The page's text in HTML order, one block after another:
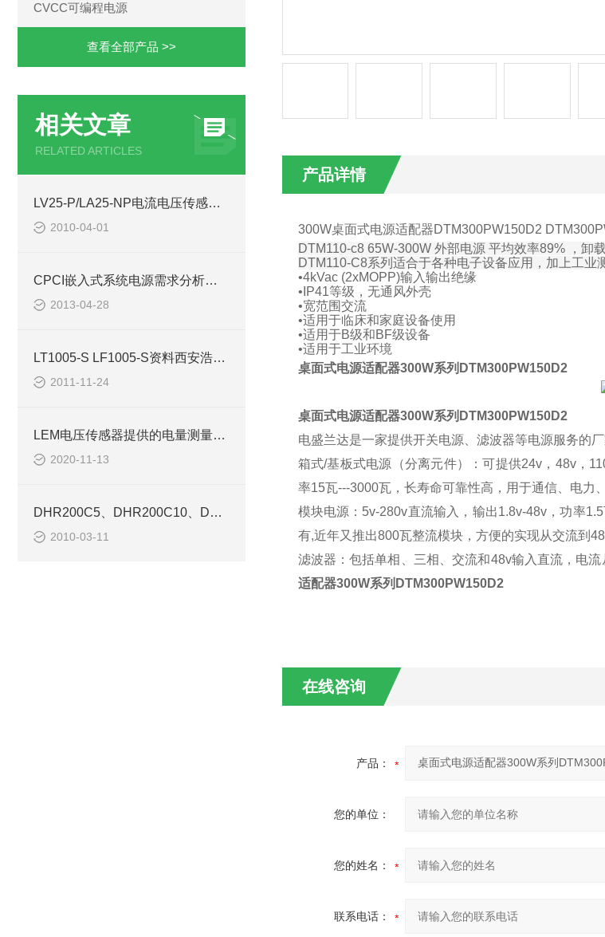
CVCC可编程电源
查看全部产品 >>
相关文章
RELATED ARTICLES
LV25-P/LA25-NP电流电压传感器库存-西安浩南电子科技
2010-04-01
CPCI嵌入式系统电源需求分析与器件造型
2013-04-28
LT1005-S LF1005-S资料西安浩南电子
2011-11-24
LEM电压传感器提供的电量测量解决方案
2020-11-13
DHR200C5、DHR200C10、DHR200C420传感器-西安浩南电子科技
2010-03-11
产品详情
300W桌面式电源适配器DTM300PW150D2
DTM110-c8 65W-300W 外部电源 平均效率89% ，卸
DTM110-C8系列适合于各种电子设备应用，加上工业
•4kVac (2xMOPP)输入输出绝缘
• IP41等级，无通风外壳
•宽范围交流
•适用于临床和家庭设备使用
•适用于B级和BF级设备
•适用于工业环境
桌面式电源适配器300W系列DTM300PW150D2
桌面式电源适配器300W系列DTM300PW150D2
电盛兰达是一家提供开关电源、滤波器等电源服务的
箱式/基板式电源（分离元件）：可提供24v，48v，
率15瓦---3000瓦，长寿命可靠性高，用于通信、电力
模块电源：5v-280v直流输入，输出1.8v-48v，功率
有,近年又推出800瓦整流模块，方便的实现从交流到
滤波器：包括单相、三相、交流和48v输入直流，电
适配器300W系列DTM300PW150D2
在线咨询
产品：
您的单位：
您的姓名：
联系电话：